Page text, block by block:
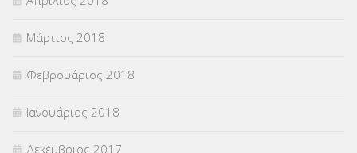
Μάρτιος 2018
Φεβρουάριος 2018
Ιανουάριος 2018
Δεκέμβριος 2017